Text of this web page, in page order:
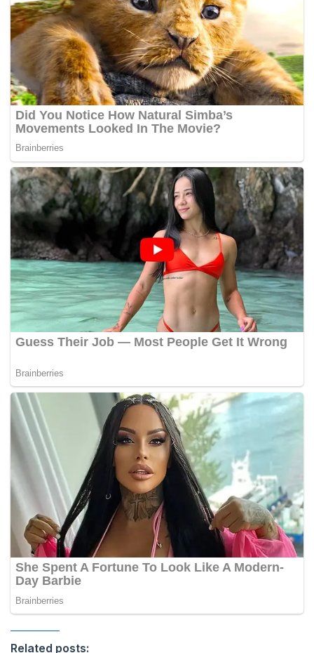
Related posts: